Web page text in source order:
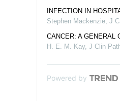
INFECTION IN
Stephen Mackenzie, J
CANCER: A GENERAL
H. E. M. Kay, J Clin
Powered by